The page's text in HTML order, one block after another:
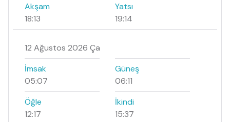
Akşam
18:13
Yatsı
19:14
12 Ağustos 2026 Ça
İmsak
05:07
Güneş
06:11
Öğle
12:17
İkindi
15:37